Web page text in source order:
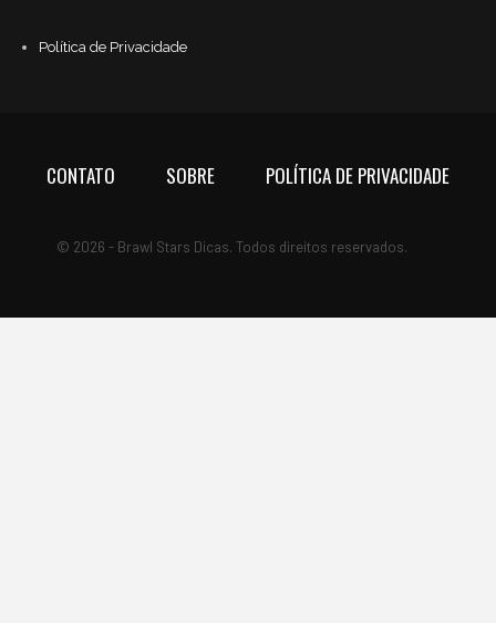
Política de Privacidade
CONTATO SOBRE POLÍTICA DE PRIVACIDADE
© 2026 - Brawl Stars Dicas. Todos direitos reservados.